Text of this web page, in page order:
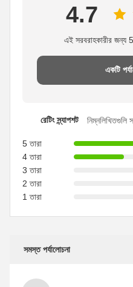
4.7
এই সরবরাহকারীর জন্য
একটি
রেটিং স্ন্যাপশট নিম্নলিখিতগুলি
5 তারা
4 তারা
3 তারা
2 তারা
1 তারা
সমস্ত পর্যালোচনা